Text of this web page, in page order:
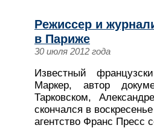
Режиссер и
в Париже
30 июля 2012 года
Известный
Маркер, автор
Тарковском,
скончался в
агентство Франс Пресс